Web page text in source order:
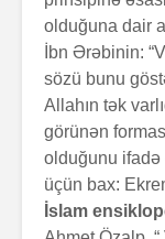
olduğuna dair
İbn Ərəbinin:
sözü bunu
Allahın tək
görünən
olduğunu
üçün bax:
İslam